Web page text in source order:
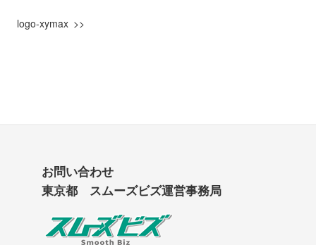
logo-xymax
お問い合わせ
東京都 スムーズビズ運営事務局